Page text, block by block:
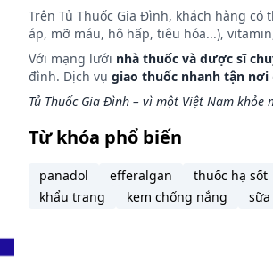
Trên Tủ Thuốc Gia Đình, khách hàng có
áp, mỡ máu, hô hấp, tiêu hóa...),
Với mạng lưới nhà thuốc và dược sĩ
đình. Dịch vụ giao thuốc nhanh tận nơi
Tủ Thuốc Gia Đình – vì một Việt Nam
Từ khóa phổ biến
panadol efferalgan thuốc hạ sốt
khẩu trang
kem chống nắng